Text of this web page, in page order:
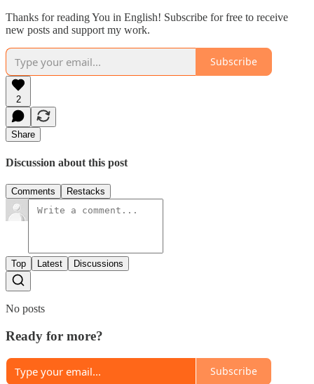
Thanks for reading You in English! Subscribe for free to receive
new posts and support my work.
Subscribe
2
Share
Discussion about this post
Comments Restacks
Top Latest Discussions
No posts
Ready for more?
Subscribe